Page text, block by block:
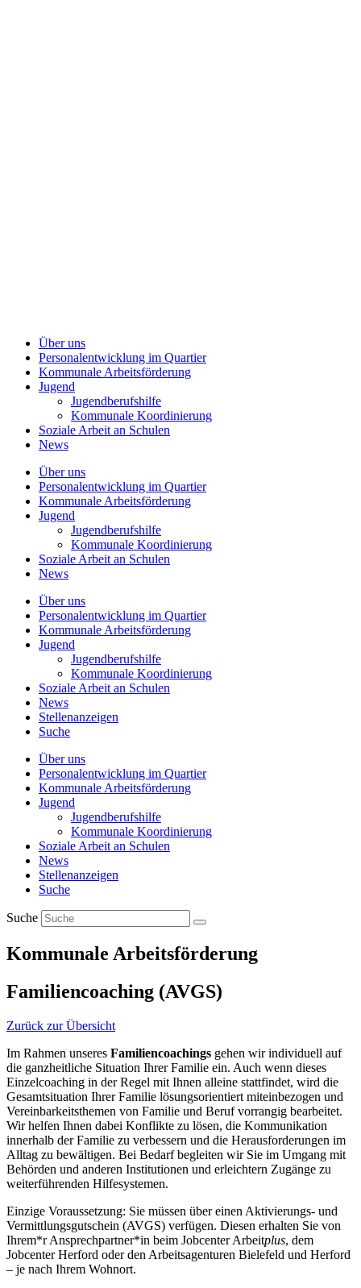
Über uns
Personalentwicklung im Quartier
Kommunale Arbeitsförderung
Jugend
Jugendberufshilfe
Kommunale Koordinierung
Soziale Arbeit an Schulen
News
Über uns
Personalentwicklung im Quartier
Kommunale Arbeitsförderung
Jugend
Jugendberufshilfe
Kommunale Koordinierung
Soziale Arbeit an Schulen
News
Über uns
Personalentwicklung im Quartier
Kommunale Arbeitsförderung
Jugend
Jugendberufshilfe
Kommunale Koordinierung
Soziale Arbeit an Schulen
News
Stellenanzeigen
Suche
Über uns
Personalentwicklung im Quartier
Kommunale Arbeitsförderung
Jugend
Jugendberufshilfe
Kommunale Koordinierung
Soziale Arbeit an Schulen
News
Stellenanzeigen
Suche
Suche
Kommunale Arbeitsförderung
Familiencoaching (AVGS)
Zurück zur Übersicht
Im Rahmen unseres Familiencoachings gehen wir individuell auf
die ganzheitliche Situation Ihrer Familie ein. Auch wenn dieses
Einzelcoaching in der Regel mit Ihnen alleine stattfindet, wird die
Gesamtsituation Ihrer Familie lösungsorientiert miteinbezogen und
Vereinbarkeitsthemen von Familie und Beruf vorrangig bearbeitet.
Wir helfen Ihnen dabei Konflikte zu lösen, die Kommunikation
innerhalb der Familie zu verbessern und die Herausforderungen im
Alltag zu bewältigen. Bei Bedarf begleiten wir Sie im Umgang mit
Behörden und anderen Institutionen und erleichtern Zugänge zu
weiterführenden Hilfesystemen.
Einzige Voraussetzung: Sie müssen über einen Aktivierungs- und
Vermittlungsgutschein (AVGS) verfügen. Diesen erhalten Sie von
Ihrem*r Ansprechpartner*in beim Jobcenter Arbeitplus, dem
Jobcenter Herford oder den Arbeitsagenturen Bielefeld und Herford
– je nach Ihrem Wohnort.